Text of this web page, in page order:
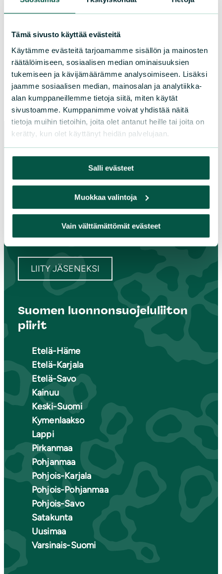
Tämä sivusto käyttää evästeitä
Käytämme evästeitä tarjoamamme sisällön ja mainosten
räätälöimiseen, sosiaalisen median ominaisuuksien
tukemiseen ja kävijämäärämme analysoimiseen. Lisäksi
jaamme sosiaalisen median, mainosalan ja analytiikka-
alan kumppaneillemme tietoja siitä, miten käytät
sivustoamme. Kumppanimme voivat yhdistää näitä
tietoja muihin tietoihin, joita olet antanut heille tai joita on
kerätty, kun olet käyttänyt heidän palvelujaan.
Salli evästeet
Muokkaa valintoja
Vain välttämättömät evästeet
Sörnäsgatan 1, 00580 Helsingfors
Lisää yhteystietoja
Facebook Instagram TikTok
Paikallistoiminta
Osallistu tapahtumaan
Tule vapaaehtoiseksi
Liity jäseneksi
Piirit ja yhdistykset
LIITY JÄSENEKSI
Suomen luonnonsuojeluliiton
piirit
Etelä-Häme
Etelä-Karjala
Etelä-Savo
Kainuu
Keski-Suomi
Kymenlaakso
Lappi
Pirkanmaa
Pohjanmaa
Pohjois-Karjala
Pohjois-Pohjanmaa
Pohjois-Savo
Satakunta
Uusimaa
Varsinais-Suomi